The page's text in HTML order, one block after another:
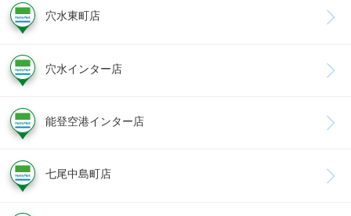
穴水東町店
穴水インター店
能登空港インター店
七尾中島町店